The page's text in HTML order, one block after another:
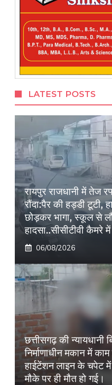
LATEST POSTS
रायपुर राजधानी में तेज
रौंदा:पैर की हड्डी टूटी,
छोड़कर भागा, स्कूल से
हादसा..सीसीटीवी कैमरे
06/08/2026
छत्तीसगढ़ की न्यायधानी
निर्माणाधीन मकान में
हाईटेंशन लाइन के चपेट
मौके पर ही मौत हो गई।